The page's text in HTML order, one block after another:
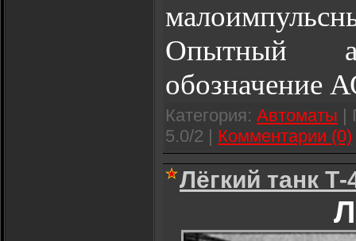
Опытный
обозначение
Категория: Автоматы |
5.0/2 | Комментарии (0)
Лёгкий танк Т-